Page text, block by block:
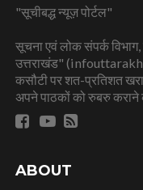
"सूचीबद्ध न्यूज़ पोर्टल"
सूचना एवं लोक संपर्क विभाग,
उत्तराखंड"
कसौटी पर शत-प्रतिशत
अपने पाठकों को रुबरु कराने
ABOUT